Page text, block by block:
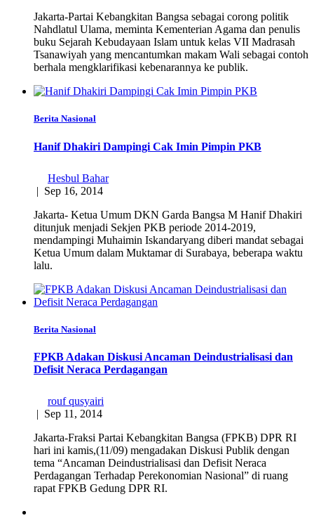
Jakarta-Partai Kebangkitan Bangsa sebagai corong politik
Nahdlatul Ulama, meminta Kementerian Agama dan penulis
buku Sejarah Kebudayaan Islam untuk kelas VII Madrasah
Tsanawiyah yang mencantumkan makam Wali sebagai contoh
berhala mengklarifikasi kebenarannya ke publik.
Berita Nasional
Hanif Dhakiri Dampingi Cak Imin Pimpin PKB
Hesbul Bahar
| Sep 16, 2014
Jakarta- Ketua Umum DKN Garda Bangsa M Hanif Dhakiri
ditunjuk menjadi Sekjen PKB periode 2014-2019,
mendampingi Muhaimin Iskandaryang diberi mandat sebagai
Ketua Umum dalam Muktamar di Surabaya, beberapa waktu
lalu.
Berita Nasional
FPKB Adakan Diskusi Ancaman Deindustrialisasi dan
Defisit Neraca Perdagangan
rouf qusyairi
Sep 11, 2014
Jakarta-Fraksi Partai Kebangkitan Bangsa (FPKB) DPR RI
hari ini kamis,(11/09) mengadakan Diskusi Publik dengan
tema “Ancaman Deindustrialisasi dan Defisit Neraca
Perdagangan Terhadap Perekonomian Nasional” di ruang
rapat FPKB Gedung DPR RI.